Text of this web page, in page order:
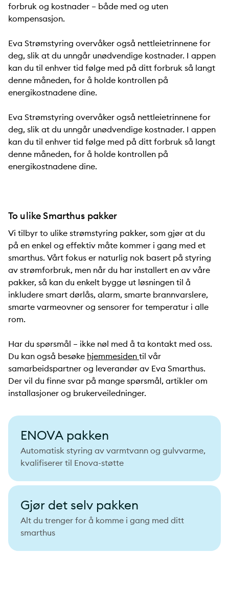
forbruk og kostnader – både med og uten
kompensasjon.
Eva Strømstyring overvåker også nettleietrinnene for
deg, slik at du unngår unødvendige kostnader. I appen
kan du til enhver tid følge med på ditt forbruk så langt
denne måneden, for å holde kontrollen på
energikostnadene dine.
Eva Strømstyring overvåker også nettleietrinnene for
deg, slik at du unngår unødvendige kostnader. I appen
kan du til enhver tid følge med på ditt forbruk så langt
denne måneden, for å holde kontrollen på
energikostnadene dine.
To ulike Smarthus pakker
Vi tilbyr to ulike strømstyring pakker, som gjør at du
på en enkel og effektiv måte kommer i gang med et
smarthus. Vårt fokus er naturlig nok basert på styring
av strømforbruk, men når du har installert en av våre
pakker, så kan du enkelt bygge ut løsningen til å
inkludere smart dørlås, alarm, smarte brannvarslere,
smarte varmeovner og sensorer for temperatur i alle
rom.
Har du spørsmål – ikke nøl med å ta kontakt med oss.
Du kan også besøke hjemmesiden til vår
samarbeidspartner og leverandør av Eva Smarthus.
Der vil du finne svar på mange spørsmål, artikler om
installasjoner og brukerveiledninger.
ENOVA pakken
Automatisk styring av varmtvann og gulvvarme,
kvalifiserer til Enova-støtte
Gjør det selv pakken
Alt du trenger for å komme i gang med ditt
smarthus